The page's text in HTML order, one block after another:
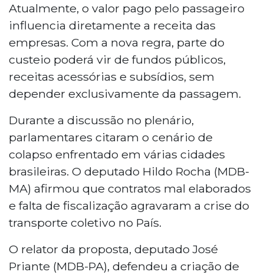
Atualmente, o valor pago pelo passageiro
influencia diretamente a receita das
empresas. Com a nova regra, parte do
custeio poderá vir de fundos públicos,
receitas acessórias e subsídios, sem
depender exclusivamente da passagem.
Durante a discussão no plenário,
parlamentares citaram o cenário de
colapso enfrentado em várias cidades
brasileiras. O deputado Hildo Rocha (MDB-
MA) afirmou que contratos mal elaborados
e falta de fiscalização agravaram a crise do
transporte coletivo no País.
O relator da proposta, deputado José
Priante (MDB-PA), defendeu a criação de